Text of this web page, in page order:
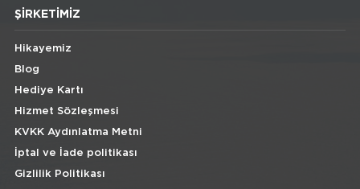
ŞIRKETIMIZ
Hikayemiz
Blog
Hediye Kartı
Hizmet Sözleşmesi
KVKK Aydınlatma Metni
İptal ve İade politikası
Gizlilik Politikası